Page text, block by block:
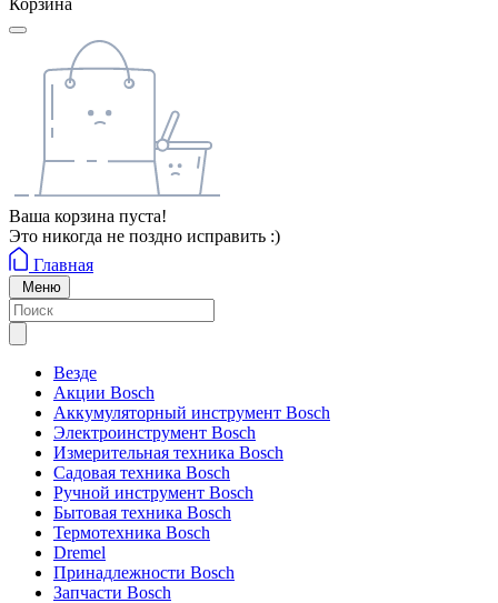
Корзина
Ваша корзина пуста!
Это никогда не поздно исправить :)
Главная
Меню
Везде
Акции Bosch
Аккумуляторный инструмент Bosch
Электроинструмент Bosch
Измерительная техника Bosch
Садовая техника Bosch
Ручной инструмент Bosch
Бытовая техника Bosch
Термотехника Bosch
Dremel
Принадлежности Bosch
Запчасти Bosch